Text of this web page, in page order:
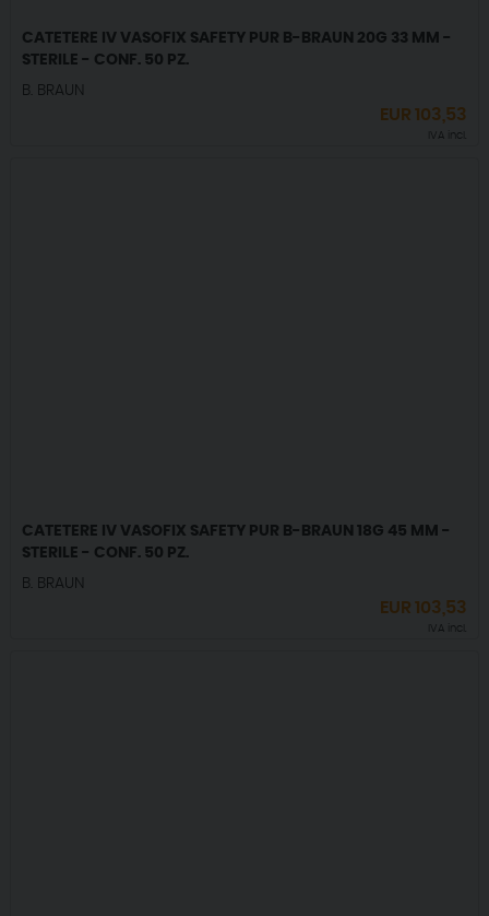
CATETERE IV VASOFIX SAFETY PUR B-BRAUN 20G 33 MM -
STERILE - CONF. 50 PZ.
B. BRAUN
EUR103,53
IVA incl.
CATETERE IV VASOFIX SAFETY PUR B-BRAUN 18G 45 MM -
STERILE - CONF. 50 PZ.
B. BRAUN
EUR103,53
IVA incl.